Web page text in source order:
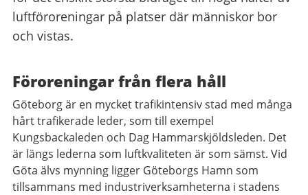
luftföroreningar på platser där människor bor
och vistas.
Föroreningar från flera håll
Göteborg är en mycket trafikintensiv stad med många
hårt trafikerade leder, som till exempel
Kungsbackaleden och Dag Hammarskjöldsleden. Det
är längs lederna som luftkvaliteten är som sämst. Vid
Göta älvs mynning ligger Göteborgs Hamn som
tillsammans med industriverksamheterna i stadens